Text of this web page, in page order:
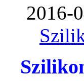
2016-